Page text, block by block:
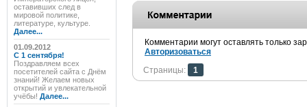
оставивших след в
мировой политике,
литературе, культуре.
Далее...
01.09.2012
C 1 сентября!
Поздравляем всех
посетителей сайта с Днём
знаний! Желаем новых
открытий и увлекательной
учёбы! Далее...
Комментарии могут оставлять только
Авторизоваться
Страницы:
1